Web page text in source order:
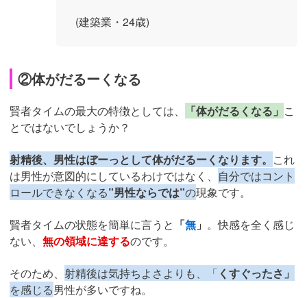
(建築業・24歳)
②体がだるーくなる
賢者タイムの最大の特徴としては、 「体がだるくなる」 こ
とではないでしょうか？
射精後、男性はぼーっとして体がだるーくなります。 これ
は男性が意図的にしているわけではなく、 自分ではコント
ロールできなくなる”男性ならでは”の現象です。
賢者タイムの状態を簡単に言うと 「無 」 。快感を全く感じ
ない、 無の領域に達するのです。
そのため、 射精後は気持ちよさよりも、「 くすぐったさ」
を感じる男性が多いですね。